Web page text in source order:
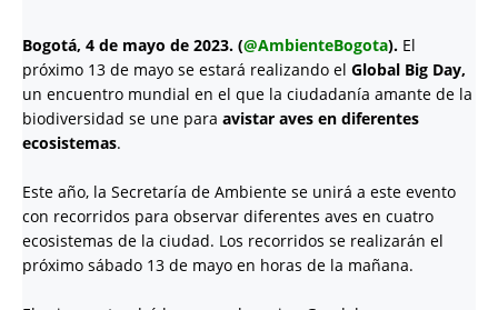
Bogotá, 4 de mayo de 2023. (@AmbienteBogota). El
próximo 13 de mayo se estará realizando el Global Big Day,
un encuentro mundial en el que la ciudadanía amante de la
biodiversidad se une para avistar aves en diferentes
ecosistemas.
Este año, la Secretaría de Ambiente se unirá a este evento
con recorridos para observar diferentes aves en cuatro
ecosistemas de la ciudad. Los recorridos se realizarán el
próximo sábado 13 de mayo en horas de la mañana.